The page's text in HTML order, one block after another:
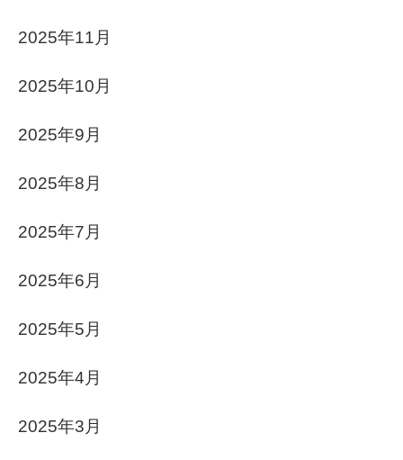
2025年11月
2025年10月
2025年9月
2025年8月
2025年7月
2025年6月
2025年5月
2025年4月
2025年3月